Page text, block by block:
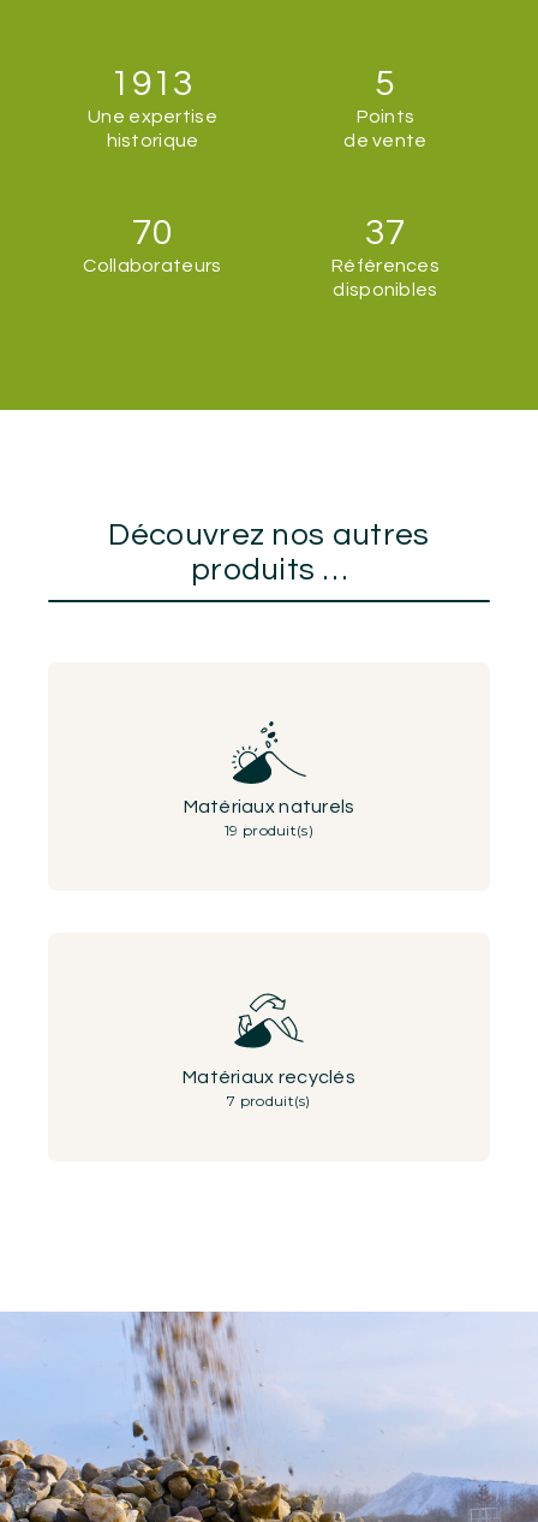
1913
Une expertise
historique
5
Points
de vente
70
Collaborateurs
37
Références
disponibles
Découvrez nos autres
produits …
Matériaux naturels
19 produit(s)
Matériaux recyclés
7 produit(s)